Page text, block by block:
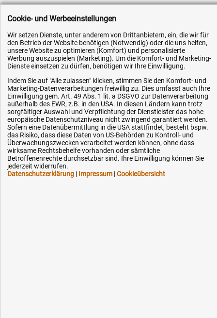
Hilfe & Service
Versandkosten
Zahlungsarten
Service
AGB / Widerrufsrecht
Datenschutz
Impressum
Karriere
OEM-Ersatzteile
Technik-Hilfe
Downloads
Kontakt
Cookie- und Werbeeinstellungen
Wir setzen Dienste, unter anderem von Drittanbietern, ein, die wir für
den Betrieb der Website benötigen (Notwendig) oder die uns helfen,
unsere Website zu optimieren (Komfort) und personalisierte
Werbung auszuspielen (Marketing). Um die Komfort- und Marketing-
Dienste einsetzen zu dürfen, benötigen wir Ihre Einwilligung.
Indem Sie auf "Alle zulassen" klicken, stimmen Sie den Komfort- und
Marketing-Datenverarbeitungen freiwillig zu. Dies umfasst auch Ihre
Einwilligung gem. Art. 49 Abs. 1 lit. a DSGVO zur Datenverarbeitung
außerhalb des EWR, z.B. in den USA. In diesen Ländern kann trotz
sorgfältiger Auswahl und Verpflichtung der Dienstleister das hohe
europäische Datenschutzniveau nicht zwingend garantiert werden.
Sofern eine Datenübermittlung in die USA stattfindet, besteht bspw.
das Risiko, dass diese Daten von US-Behörden zu Kontroll- und
Überwachungszwecken verarbeitet werden können, ohne dass
wirksame Rechtsbehelfe vorhanden oder sämtliche
Betroffenenrechte durchsetzbar sind. Ihre Einwilligung können Sie
jederzeit widerrufen.
Datenschutzerklärung | Impressum |Cookieübersicht